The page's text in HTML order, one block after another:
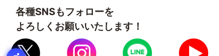
各種SNSもフォローを
よろしくお願いいたします！